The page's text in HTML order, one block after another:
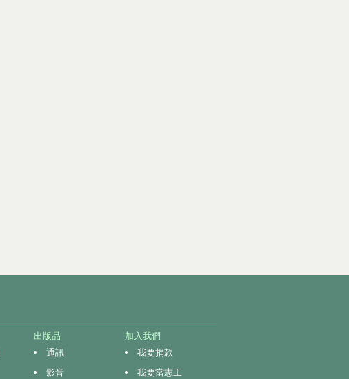
出版品
通訊
影音
加入我們
我要捐款
我要當志工